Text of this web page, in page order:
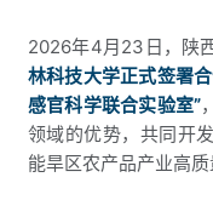
2026年4月23日，陕
林科技大学正式签署
感官科学联合实验室”
领域的优势，共同开
能旱区农产品产业高质